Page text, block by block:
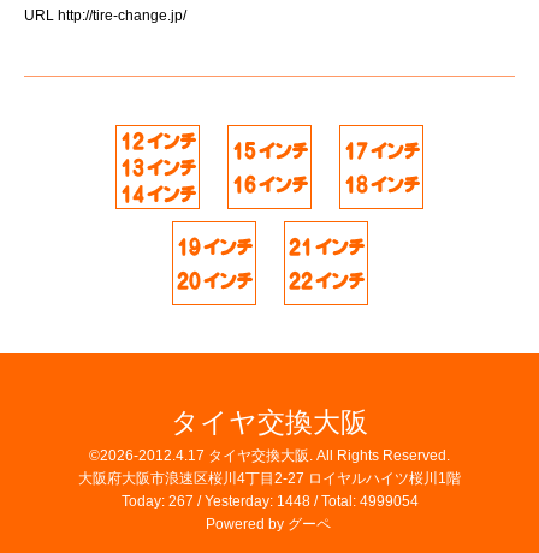
URL http://tire-change.jp/
タイヤ交換大阪
©2026-2012.4.17 タイヤ交換大阪 . All Rights Reserved.
大阪府大阪市浪速区桜川4丁目2-27 ロイヤルハイツ桜川1階
Today: 267 / Yesterday: 1448/ Total: 4999054
Powered by グーペ